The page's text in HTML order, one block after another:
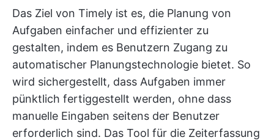
Das Ziel von Timely ist es, die Planung von
Aufgaben einfacher und effizienter zu
gestalten, indem es Benutzern Zugang zu
automatischer Planungstechnologie bietet. So
wird sichergestellt, dass Aufgaben immer
pünktlich fertiggestellt werden, ohne dass
manuelle Eingaben seitens der Benutzer
erforderlich sind. Das Tool für die Zeiterfassung